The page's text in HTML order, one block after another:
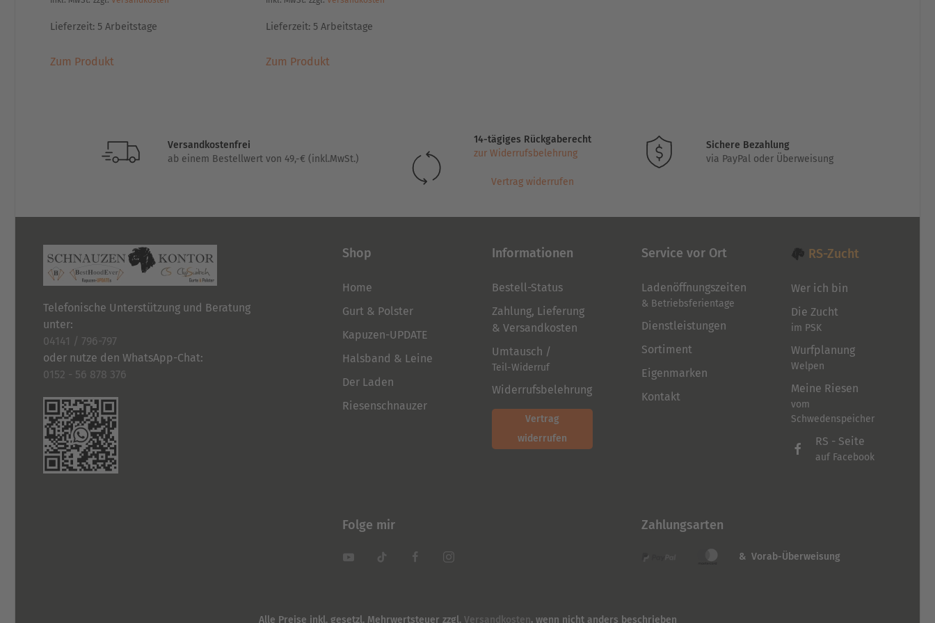
Lieferzeit: 5 Arbeitstage
Zum ProduktProdukt
Die
Optionen
der
gewählt
werden
Lieferzeit: 5 Arbeitstage
Zum ProduktProdukt
Optionen
der
gewählt
werden
Versandkostenfrei
ab einem Bestellwert von 49,-€ (inkl.MwSt.)
14-tägiges Rückgaberecht
zur Widerrufsbelehrung
Vertrag widerrufen
Sichere Bezahlung
via PayPal oder Überweisung
Telefonische Unterstützung und Beratung
unter:
04141 / 796-797
oder nutze den WhatsApp-Chat:
0152 - 56 878 376
Shop
Home
Gurt & Polster
Kapuzen-UPDATE
Halsband & Leine
Der Laden
Riesenschnauzer
Informationen
Bestell-Status
Zahlung, Lieferung
& Versandkosten
Umtausch /
Teil-Widerruf
Widerrufsbelehrung
Vertrag
widerrufen
Service vor Ort
Ladenöffnungszeiten
& Betriebsferientage
Dienstleistungen
Sortiment
Eigenmarken
Kontakt
RS-Zucht
Wer ich bin
Die Zucht
im PSK
Wurfplanung
Welpen
Meine Riesen
vom
Schwedenspeicher
RS - Seite
auf Facebook
Folge mir Zahlungsarten
& Vorab-Überweisung
Alle Preise inkl. gesetzl. Mehrwertsteuer zzgl. Versandkosten, wenn nicht anders beschrieben